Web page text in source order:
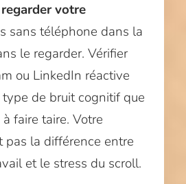
votre
sans téléphone dans la
le regarder. Vérifier
ou LinkedIn réactive
de bruit cognitif que
faire taire. Votre
pas la différence entre
et le stress du scroll.